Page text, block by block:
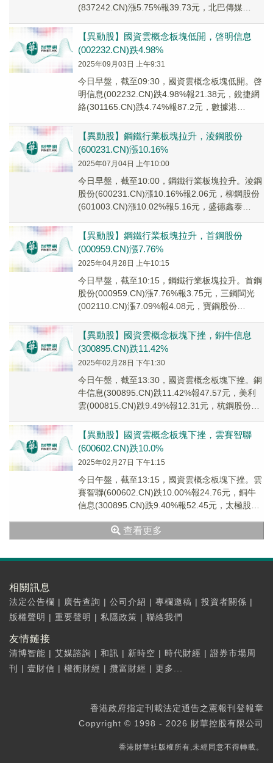
(837242.CN)漲5.75%報39.73元，北巴傳媒
【異動股】國資雲概念板塊低開，啓明信息
(002232.CN)跌4.98%
2025年09月03日 上午9:31
今日早盤，截至09:30，國資雲概念板塊低開。啓
明信息(002232.CN)跌4.98%報21.38元，銳捷網
絡(301165.CN)跌4.74%報87.2元，數據港
【異動股】鋼鐵行業板塊拉升，淩鋼股份
(600231.CN)漲10.16%
2025年07月04日 上午10:00
今日早盤，截至10:00，鋼鐵行業板塊拉升。淩鋼
股份(600231.CN)漲10.16%報2.06元，柳鋼股份
(601003.CN)漲10.02%報5.16元，盛德鑫泰
【異動股】鋼鐵行業板塊拉升，首鋼股份
(000959.CN)漲7.76%
2025年04月28日 上午10:15
今日早盤，截至10:15，鋼鐵行業板塊拉升。首鋼
股份(000959.CN)漲7.76%報3.75元，三鋼閩光
(002110.CN)漲7.09%報4.08元，寶鋼股份
【異動股】國資雲概念板塊下挫，銅牛信息
(300895.CN)跌11.42%
2025年02月28日 下午1:30
今日午盤，截至13:30，國資雲概念板塊下挫。銅
牛信息(300895.CN)跌11.42%報47.57元，美利
雲(000815.CN)跌9.49%報12.31元，杭鋼股份
【異動股】國資雲概念板塊下挫，雲賽智聯
(600602.CN)跌10.0%
2025年02月27日 下午1:15
今日午盤，截至13:15，國資雲概念板塊下挫。雲
賽智聯(600602.CN)跌10.00%報24.76元，銅牛
信息(300895.CN)跌9.40%報52.45元，太極股份
查看更多
相關訊息
法定公告欄 | 廣告查詢 | 公司介紹 | 專欄邀稿 | 投資者關係 |
版權聲明 | 重要聲明 | 私隱政策 | 聯絡我們
友情鏈接
清博智能 | 艾媒諮詢 | 和訊 | 新時空 | 時代財經 | 證券市場周
刊
| 壹財信 | 權衡財經 | 攬富財經 | 更多...
香港政府指定刊載法定通告之憲報刊登報章
Copyright © 1998 - 2026 財華控股有限公司
香港財華社版權所有,未經同意不得轉載。